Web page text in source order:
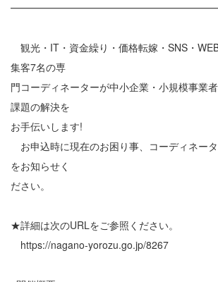
観光・IT・資金繰り・価格転嫁・SNS・
集客7名の専
門コーディネーターが中小企業・小規模事業
課題の解決を
お手伝いします!
お申込時に現在のお困り事、コーディネー
をお知らせく
ださい。
★詳細は次のURLをご参照ください。
https://nagano-yorozu.go.jp/8267